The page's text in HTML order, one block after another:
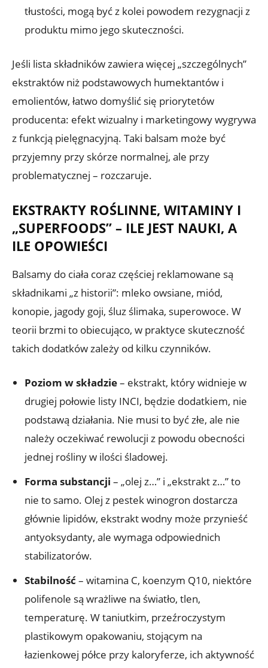
tłustości, mogą być z kolei powodem rezygnacji z
produktu mimo jego skuteczności.
Jeśli lista składników zawiera więcej „szczególnych”
ekstraktów niż podstawowych humektantów i
emolientów, łatwo domyślić się priorytetów
producenta: efekt wizualny i marketingowy wygrywa
z funkcją pielęgnacyjną. Taki balsam może być
przyjemny przy skórze normalnej, ale przy
problematycznej – rozczaruje.
EKSTRAKTY ROŚLINNE, WITAMINY I
„SUPERFOODS” – ILE JEST NAUKI, A
ILE OPOWIEŚCI
Balsamy do ciała coraz częściej reklamowane są
składnikami „z historii”: mleko owsiane, miód,
konopie, jagody goji, śluz ślimaka, superowoce. W
teorii brzmi to obiecująco, w praktyce skuteczność
takich dodatków zależy od kilku czynników.
Poziom w składzie– ekstrakt, który widnieje w
drugiej połowie listy INCI, będzie dodatkiem, nie
podstawą działania. Nie musi to być złe, ale nie
należy oczekiwać rewolucji z powodu obecności
jednej rośliny w ilości śladowej.
Forma substancji – „olej z…” i „ekstrakt z…” to
nie to samo. Olej z pestek winogron dostarcza
głównie lipidów, ekstrakt wodny może przynieść
antyoksydanty, ale wymaga odpowiednich
stabilizatorów.
Stabilność– witamina C, koenzym Q10, niektóre
polifenole są wrażliwe na światło, tlen,
temperaturę. W taniutkim, przeźroczystym
plastikowym opakowaniu, stojącym na
łazienkowej półce przy kaloryferze, ich aktywność